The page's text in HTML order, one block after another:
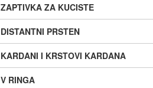
ZAPTIVKA ZA KUCISTE
DISTANTNI PRSTEN
KARDANI I KRSTOVI KARDANA
V RINGA